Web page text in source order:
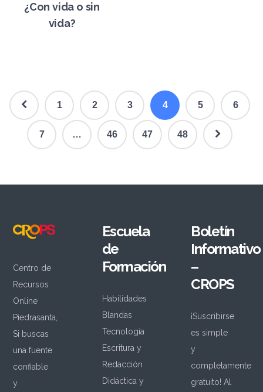
¿Con vida o sin
vida?
1 2 3 4 5 6
7 … 46 47 48
Centro de
Recursos
Online
Piedrasanta,
Si buscas
una fuente
confiable
y
Escuela
de
Formación
Habilidades
Blandas
Tecnología
Escritura y
Redacción
Didáctica y
Boletín
Informativo
–
CROPS
¡Suscribirse
es simple
y
completamente
gratuito! Al